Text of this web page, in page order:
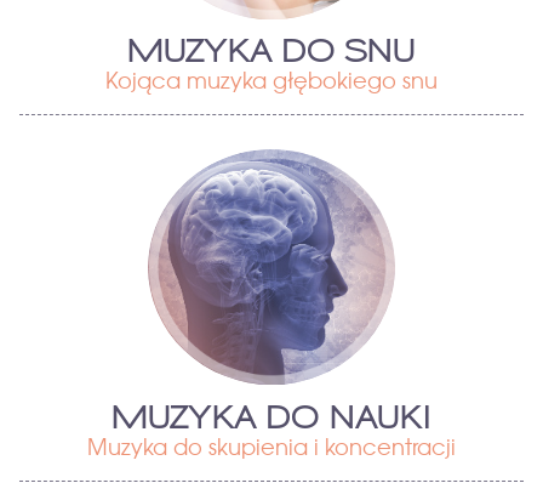
MUZYKA DO SNU
Kojąca muzyka głębokiego snu
MUZYKA DO NAUKI
Muzyka do skupienia i koncentracji